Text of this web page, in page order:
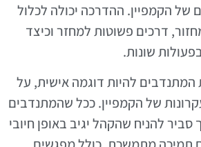
הקמפיין. ההדרכה יכולה לכלול
דרכים פשוטות למחזר וכיצד
שונות.
המתנדבים להיות דוגמה אישית, על
של הקמפיין. ככל שהמתנדבים
סביר להניח שהקהל יגיב באופן חיובי